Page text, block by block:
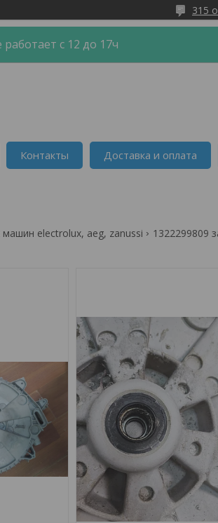
315
работает с 12 до 17ч
Контакты Доставка и оплата
машин electrolux, aeg, zanussi 1322299809